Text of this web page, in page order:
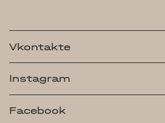
Vkontakte
Instagram
Facebook